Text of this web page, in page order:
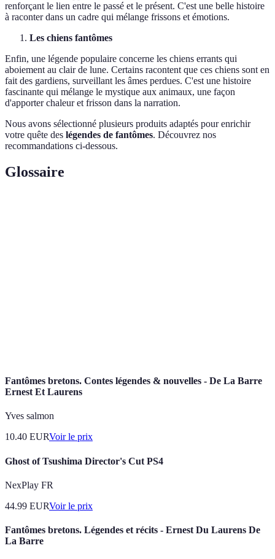
renforçant le lien entre le passé et le présent. C'est une belle histoire
à raconter dans un cadre qui mélange frissons et émotions.
Les chiens fantômes
Enfin, une légende populaire concerne les chiens errants qui
aboiement au clair de lune. Certains racontent que ces chiens sont en
fait des gardiens, surveillant les âmes perdues. C'est une histoire
fascinante qui mélange le mystique aux animaux, une façon
d'apporter chaleur et frisson dans la narration.
Nous avons sélectionné plusieurs produits adaptés pour enrichir
votre quête des légendes de fantômes. Découvrez nos
recommandations ci-dessous.
Glossaire
Fantômes bretons. Contes légendes & nouvelles - De La Barre
Ernest Et Laurens
Yves salmon
10.40 EURVoir le prix
Ghost of Tsushima Director's Cut PS4
NexPlay FR
44.99 EURVoir le prix
Fantômes bretons. Légendes et récits - Ernest Du Laurens De
La Barre